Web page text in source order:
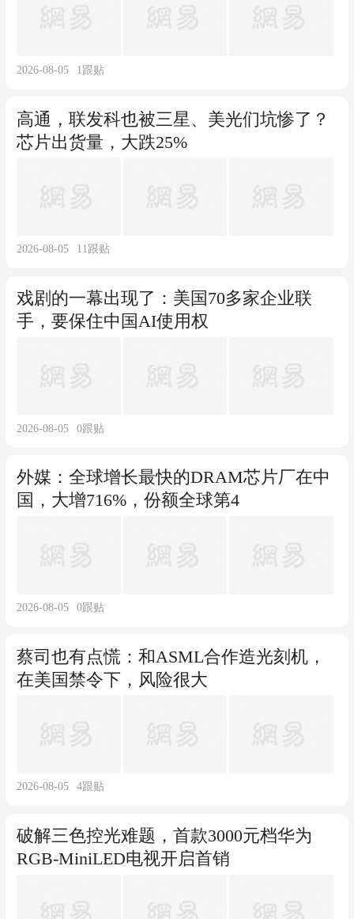
2026-08-05 1跟贴
高通，联发科也被三星、美光们坑惨了？
芯片出货量，大跌25%
2026-08-05 11跟贴
戏剧的一幕出现了：美国70多家企业联
手，要保住中国AI使用权
2026-08-05 0跟贴
外媒：全球增长最快的DRAM芯片厂在中
国，大增716%，份额全球第4
2026-08-05 0跟贴
蔡司也有点慌：和ASML合作造光刻机，
在美国禁令下，风险很大
2026-08-05 4跟贴
破解三色控光难题，首款3000元档华为
RGB-MiniLED电视开启首销